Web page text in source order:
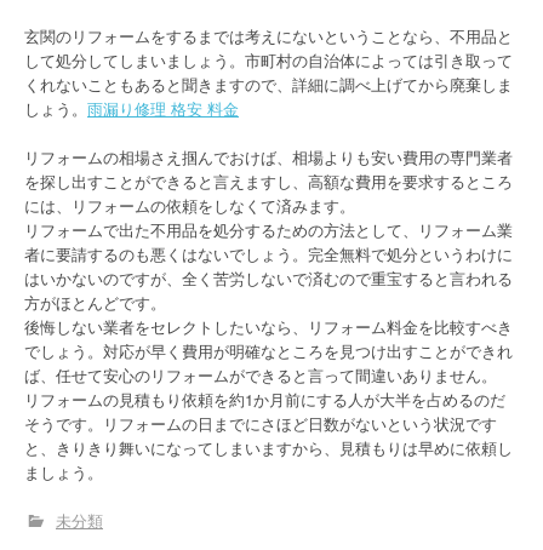
玄関のリフォームをするまでは考えにないということなら、不用品と
して処分してしまいましょう。市町村の自治体によっては引き取って
くれないこともあると聞きますので、詳細に調べ上げてから廃棄しま
しょう。 雨漏り修理 格安 料金
リフォームの相場さえ掴んでおけば、相場よりも安い費用の専門業者
を探し出すことができると言えますし、高額な費用を要求するところ
には、リフォームの依頼をしなくて済みます。
リフォームで出た不用品を処分するための方法として、リフォーム業
者に要請するのも悪くはないでしょう。完全無料で処分というわけに
はいかないのですが、全く苦労しないで済むので重宝すると言われる
方がほとんどです。
後悔しない業者をセレクトしたいなら、リフォーム料金を比較すべき
でしょう。対応が早く費用が明確なところを見つけ出すことができれ
ば、任せて安心のリフォームができると言って間違いありません。
リフォームの見積もり依頼を約1か月前にする人が大半を占めるのだ
そうです。リフォームの日までにさほど日数がないという状況です
と、きりきり舞いになってしまいますから、見積もりは早めに依頼し
ましょう。
未分類